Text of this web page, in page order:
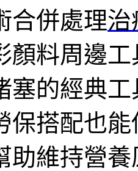
合併處理治
顏料周邊工
塞的經典工
保搭配也
助維持營